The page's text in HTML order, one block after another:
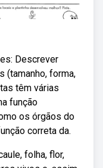
Descrever
(tamanho, forma,
têm várias
função
os órgãos do
correta da.
folha, flor,